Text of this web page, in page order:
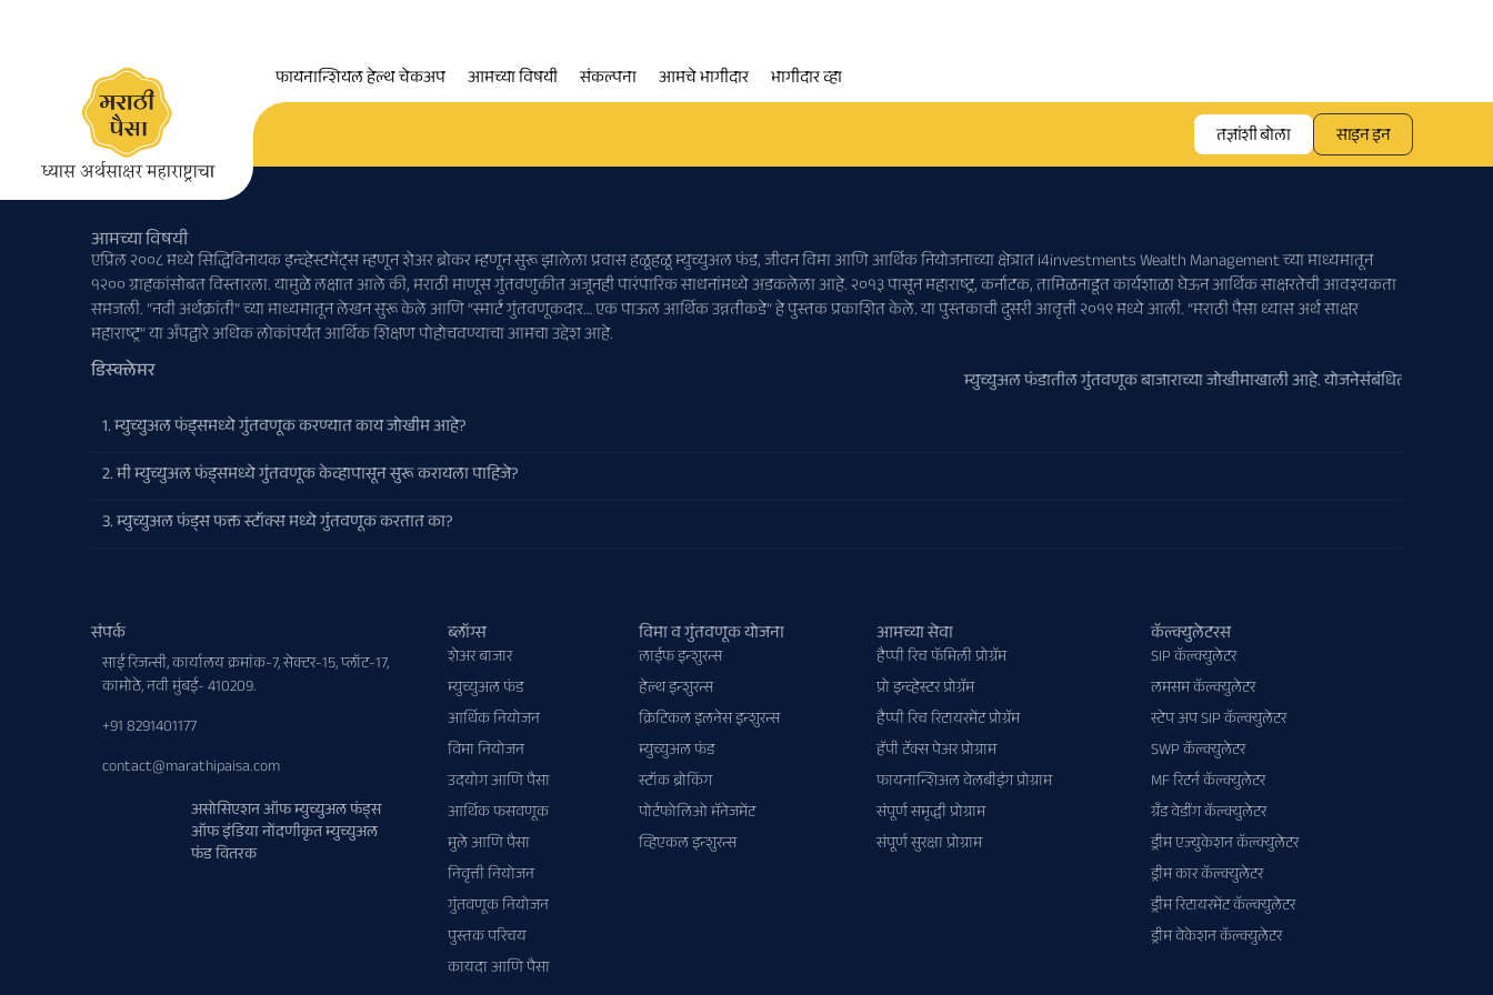
फायनान्शियल हेल्थ चेकअप आमच्या विषयी संकल्पना आमचे भागीदार भागीदार व्हा
तज्ञांशी बोला साइन इन
आमच्या विषयी
एप्रिल २००८ मध्ये सिद्धिविनायक इन्व्हेस्टमेंट्स म्हणून शेअर ब्रोकर म्हणून सुरू झालेला प्रवास हळूहळू म्युच्युअल फंड, जीवन विमा आणि आर्थिक नियोजनाच्या क्षेत्रात i4investments Wealth Management च्या माध्यमातून
१२०० ग्राहकांसोबत विस्तारला. यामुळे लक्षात आले की, मराठी माणूस गुंतवणुकीत अजूनही पारंपारिक साधनांमध्ये अडकलेला आहे. २०१३ पासून महाराष्ट्र, कर्नाटक, तामिळनाडूत कार्यशाळा घेऊन आर्थिक साक्षरतेची आवश्यकता
समजली. “नवी अर्थक्रांती” च्या माध्यमातून लेखन सुरू केले आणि “स्मार्ट गुंतवणूकदार… एक पाऊल आर्थिक उन्नतीकडे” हे पुस्तक प्रकाशित केले. या पुस्तकाची दुसरी आवृत्ती २०१९ मध्ये आली. “मराठी पैसा ध्यास अर्थ साक्षर
महाराष्ट्र” या अँपद्वारे अधिक लोकांपर्यंत आर्थिक शिक्षण पोहोचवण्याचा आमचा उद्देश आहे.
डिस्क्लेमर
म्युच्युअल फंडातील गुंतवणूक बाजाराच्या जोखीमाखाली आहे. योजनेसंबंधित सर्व दस्तऐवज
1. म्युच्युअल फंड्समध्ये गुंतवणूक करण्यात काय जोखीम आहे?
2. मी म्युच्युअल फंड्समध्ये गुंतवणूक केव्हापासून सुरू करायला पाहिजे?
3. म्युच्युअल फंड्स फक्त स्टॉक्स मध्ये गुंतवणूक करतात का?
संपर्क
साई रिजन्सी, कार्यालय क्रमांक-7, सेक्टर-15, प्लॉट-17,
कामोठे, नवी मुंबई- 410209.
+91 8291401177
contact@marathipaisa.com
असोसिएशन ऑफ म्युच्युअल फंड्स
ऑफ इंडिया नोंदणीकृत म्युच्युअल
फंड वितरक
ब्लॉग्स
शेअर बाजार
म्युच्युअल फंड
आर्थिक नियोजन
विमा नियोजन
उदयोग आणि पैसा
आर्थिक फसवणूक
मुले आणि पैसा
निवृत्ती नियोजन
गुंतवणूक नियोजन
पुस्तक परिचय
कायदा आणि पैसा
विमा व गुंतवणूक योजना
लाईफ इन्शुरन्स
हेल्थ इन्शुरन्स
क्रिटिकल इलनेस इन्शुरन्स
म्युच्युअल फंड
स्टॉक ब्रोकिंग
पोर्टफोलिओ मॅनेजमेंट
व्हिएकल इन्शुरन्स
आमच्या सेवा
हैप्पी रिच फॅमिली प्रोग्रॅम
प्रो इन्व्हेस्टर प्रोग्रॅम
हैप्पी रिच रिटायरमेंट प्रोग्रॅम
हॅपी टॅक्स पेअर प्रोग्राम
फायनान्शिअल वेलबीइंग प्रोग्राम
संपूर्ण समृद्धी प्रोग्राम
संपूर्ण सुरक्षा प्रोग्राम
कॅल्क्युलेटरस
SIP कॅल्क्युलेटर
लमसम कॅल्क्युलेटर
स्टेप अप SIP कॅल्क्युलेटर
SWP कॅल्क्युलेटर
MF रिटर्न कॅल्क्युलेटर
ग्रँड वेडींग कॅल्क्युलेटर
ड्रीम एज्युकेशन कॅल्क्युलेटर
ड्रीम कार कॅल्क्युलेटर
ड्रीम रिटायरमेंट कॅल्क्युलेटर
ड्रीम वेकेशन कॅल्क्युलेटर